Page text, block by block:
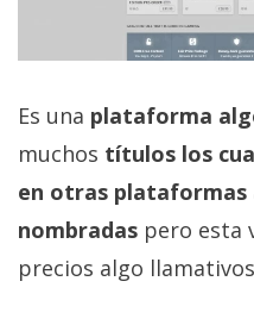
Es una plataforma
muchos títulos los
en otras
nombradas pero esta
precios algo